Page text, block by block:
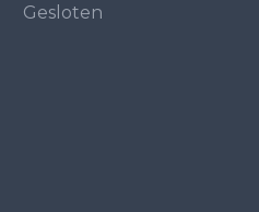
Gesloten